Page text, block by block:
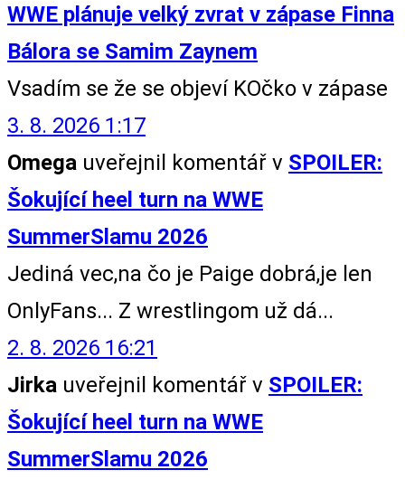
WWE plánuje velký zvrat v zápase Finna
Bálora se Samim Zaynem
Vsadím se že se objeví KOčko v zápase
3. 8. 2026 1:17
Omega uveřejnil komentář v SPOILER:
Šokující heel turn na WWE
SummerSlamu 2026
Jediná vec,na čo je Paige dobrá,je len
OnlyFans... Z wrestlingom už dá...
2. 8. 2026 16:21
Jirka uveřejnil komentář v SPOILER:
Šokující heel turn na WWE
SummerSlamu 2026